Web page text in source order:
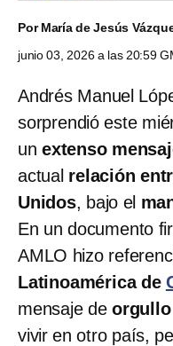
PorMaría de Jesús
junio 03, 2026 a las 20:59
Andrés Manuel
sorprendió este
un extenso
actual relación
Unidos, bajo el
En un documento
AMLO hizo
Latinoamérica de
mensaje deorgullo
vivir en otro país,